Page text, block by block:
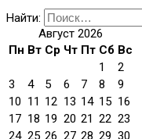
Найти:
Август 2026
Пн Вт Ср Чт Пт Сб Вс
1
2
3
4 5 6 7 8
9
10 11 12 13 14 15 16
17 18 19 20 21 22 23
24 25 26 27 28 29 30